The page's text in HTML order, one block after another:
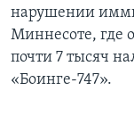
нарушении
Миннесоте, где
почти 7 тысяч
«Боинге-747».